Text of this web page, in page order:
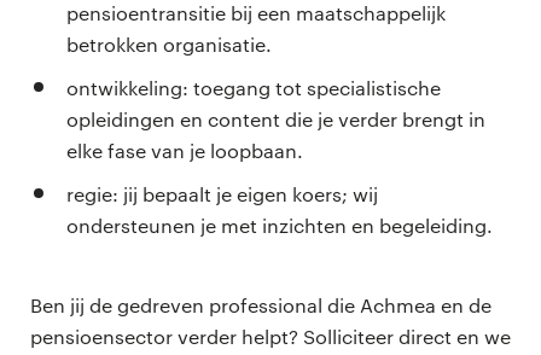
pensioentransitie bij een maatschappelijk
betrokken organisatie.
ontwikkeling: toegang tot specialistische
opleidingen en content die je verder brengt in
elke fase van je loopbaan.
regie: jij bepaalt je eigen koers; wij
ondersteunen je met inzichten en begeleiding.
Ben jij de gedreven professional die Achmea en de
pensioensector verder helpt? Solliciteer direct en we